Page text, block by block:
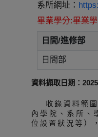
系所網址：
畢業學分:畢業
日間/進修部
日間部
資料擷取日期：
收錄資料範
內學院、系所、
位設置狀況等）